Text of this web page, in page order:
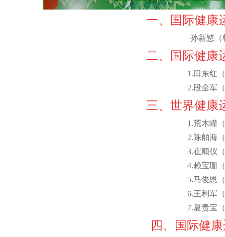
一、国际健康
孙新慜（
二、国际健康
1.田东红
2.段全军
三、世界健康
1.荒木瞳
2.陈舶海
3.崔顺仪
4.赖宝珊
5.马俊恩
6.王利军
7.夏贵宝
四、国际健